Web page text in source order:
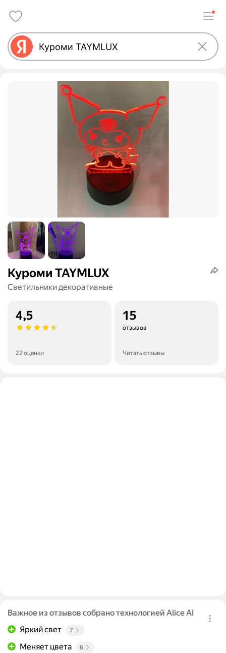
Куроми TAYMLUX
Светильники декоративные
4,5
22 оценки
15
отзывов
Читать отзывы
Важное из отзывов собрано технологией Alice AI
Яркий свет
7
Меняет цвета 6